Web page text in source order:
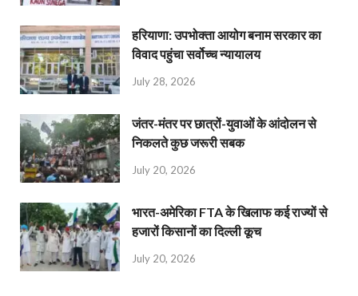
हरियाणा: उपभोक्ता आयोग बनाम सरकार का
विवाद पहुंचा सर्वोच्च न्यायालय
July 28, 2026
जंतर-मंतर पर छात्रों-युवाओं के आंदोलन से
निकलते कुछ जरूरी सबक
July 20, 2026
भारत-अमेरिका FTA के खिलाफ कई राज्यों से
हजारों किसानों का दिल्ली कूच
July 20, 2026